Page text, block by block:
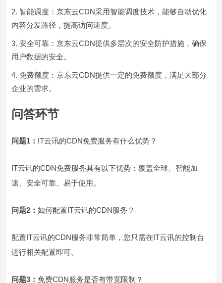
智能调度：京东云CDN采用智能调度技术，能够自动优化
内容分发路径，提高访问速度。
安全可靠：京东云CDN提供多层次的安全防护措施，确保
用户数据的安全。
免费额度：京东云CDN提供一定的免费额度，满足大部分
企业的需求。
问答环节
问题1： IT云讯的CDN免费服务有什么优势？
IT云讯的CDN免费服务具有以下优势：覆盖全球、智能加
速、安全可靠、易于使用。
问题2：如何配置IT云讯的CDN服务？
配置IT云讯的CDN服务非常简单，您只需在IT云讯的控制台
进行相关配置即可。
问题3：免费CDN服务是否有带宽限制？